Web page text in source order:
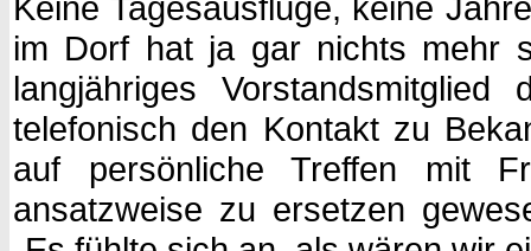
im Dorf hat ja gar nichts mehr
langjähriges
telefonisch den Kontakt zu
auf persönliche Treffen mit
ansatzweise zu ersetzen